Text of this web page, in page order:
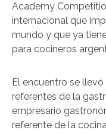
Academy
internacional que
mundo y que ya
para cocineros
El encuentro se
referentes de la
empresario
referente de la